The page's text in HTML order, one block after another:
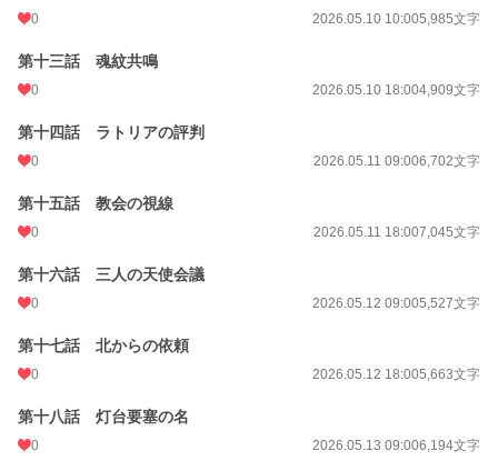
0 2026.05.10 10:005,985文字
第十三話 魂紋共鳴
0 2026.05.10 18:004,909文字
第十四話 ラトリアの評判
0 2026.05.11 09:006,702文字
第十五話 教会の視線
0 2026.05.11 18:007,045文字
第十六話 三人の天使会議
0 2026.05.12 09:005,527文字
第十七話 北からの依頼
0 2026.05.12 18:005,663文字
第十八話 灯台要塞の名
0 2026.05.13 09:006,194文字